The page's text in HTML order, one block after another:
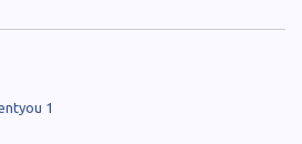
1